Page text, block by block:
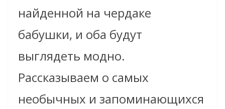
найденной на чердаке
бабушки, и оба будут
выглядеть модно.
Рассказываем о самых
необычных и запоминающихся